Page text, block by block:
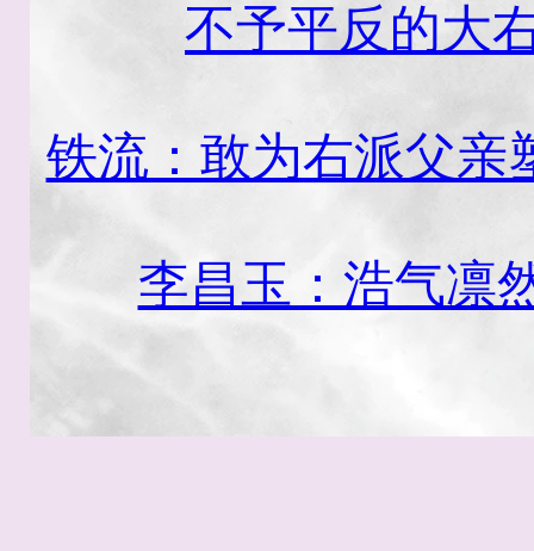
不予平反的大
铁流：敢为右派父亲
李昌玉：浩气凛